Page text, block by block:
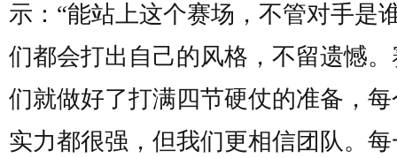
示：“能站上这个赛场，不管对手是
们都会打出自己的风格，不留遗憾
们就做好了打满四节硬仗的准备，
实力都很强，但我们更相信团队。